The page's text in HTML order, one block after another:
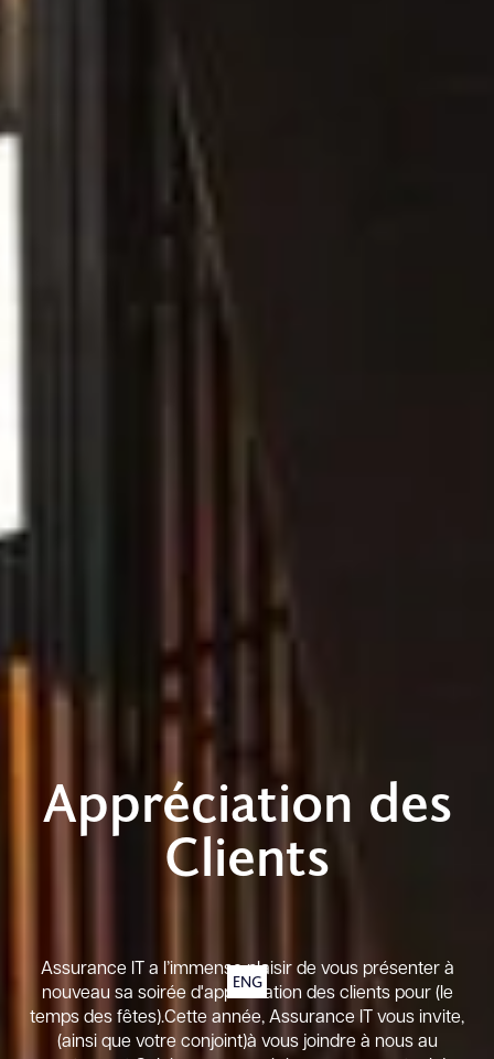
Appréciation des
Clients
Assurance IT a l’immense plaisir de vous présenter à
nouveau sa soirée d'appréciation des clients pour (le
temps des fêtes).Cette année, Assurance IT vous invite,
(ainsi que votre conjoint)à vous joindre à nous au
ENG